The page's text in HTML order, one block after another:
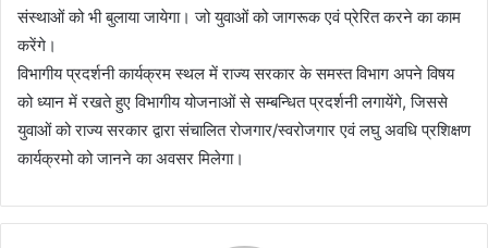
संस्थाओं को भी बुलाया जायेगा। जो युवाओं को जागरूक एवं प्रेरित करने का काम
करेंगे।
विभागीय प्रदर्शनी कार्यक्रम स्थल में राज्य सरकार के समस्त विभाग अपने विषय
को ध्यान में रखते हुए विभागीय योजनाओं से सम्बन्धित प्रदर्शनी लगायेंगे, जिससे
युवाओं को राज्य सरकार द्वारा संचालित रोजगार/स्वरोजगार एवं लघु अवधि प्रशिक्षण
कार्यक्रमो को जानने का अवसर मिलेगा।